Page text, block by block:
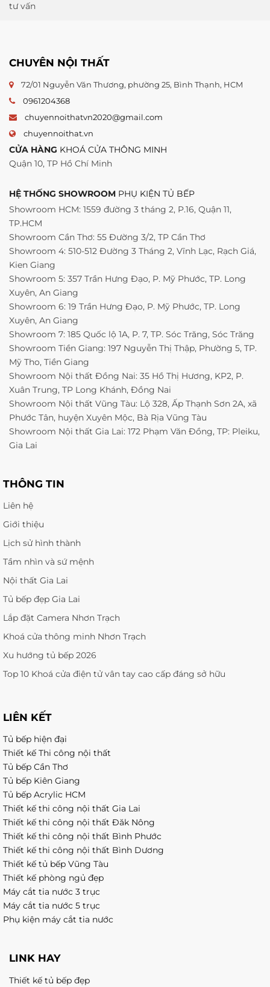
tư vấn
CHUYÊN NỘI THẤT
72/01 Nguyễn Văn Thương, phường 25, Bình Thạnh, HCM
0961204368
chuyennoithatvn2020@gmail.com
chuyennoithat.vn
CỬA HÀNG KHOÁ CỬA THÔNG MINH
Quận 10, TP Hồ Chí Minh
HỆ THỐNG SHOWROOM PHỤ KIỆN TỦ BẾP
Showroom HCM: 1559 đường 3 tháng 2, P.16, Quận 11,
TP.HCM
Showroom Cần Thơ: 55 Đường 3/2, TP Cần Thơ
Showroom 4: 510-512 Đường 3 Tháng 2, Vĩnh Lạc, Rạch Giá,
Kien Giang
Showroom 5: 357 Trần Hưng Đạo, P. Mỹ Phước, TP. Long
Xuyên, An Giang
Showroom 6: 19 Trần Hưng Đạo, P. Mỹ Phước, TP. Long
Xuyên, An Giang
Showroom 7: 185 Quốc lộ 1A, P. 7, TP. Sóc Trăng, Sóc Trăng
Showroom Tiền Giang: 197 Nguyễn Thị Thập, Phường 5, TP.
Mỹ Tho, Tiền Giang
Showroom Nội thất Đồng Nai: 35 Hồ Thị Hương, KP2, P.
Xuân Trung, TP Long Khánh, Đồng Nai
Showroom Nội thất Vũng Tàu: Lộ 328, Ấp Thạnh Sơn 2A, xã
Phước Tân, huyện Xuyên Mộc, Bà Rịa Vũng Tàu
Showroom Nội thất Gia Lai: 172 Phạm Văn Đồng, TP: Pleiku,
Gia Lai
THÔNG TIN
Liên hệ
Giới thiệu
Lịch sử hình thành
Tầm nhìn và sứ mệnh
Nội thất Gia Lai
Tủ bếp đẹp Gia Lai
Lắp đặt Camera Nhơn Trạch
Khoá cửa thông minh Nhơn Trạch
Xu hướng tủ bếp 2026
Top 10 Khoá cửa điện tử vân tay cao cấp đáng sở hữu
LIÊN KẾT
Tủ bếp hiện đại
Thiết kế Thi công nội thất
Tủ bếp Cần Thơ
Tủ bếp Kiên Giang
Tủ bếp Acrylic HCM
Thiết kế thi công nội thất Gia Lai
Thiết kế thi công nội thất Đăk Nông
Thiết kế thi công nội thất Bình Phước
Thiết kế thi công nội thất Bình Dương
Thiết kế tủ bếp Vũng Tàu
Thiết kế phòng ngủ đẹp
Máy cắt tia nước 3 trục
Máy cắt tia nước 5 trục
Phụ kiện máy cắt tia nước
LINK HAY
Thiết kế tủ bếp đẹp